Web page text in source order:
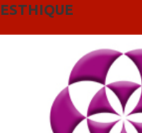
ESTHIQUE